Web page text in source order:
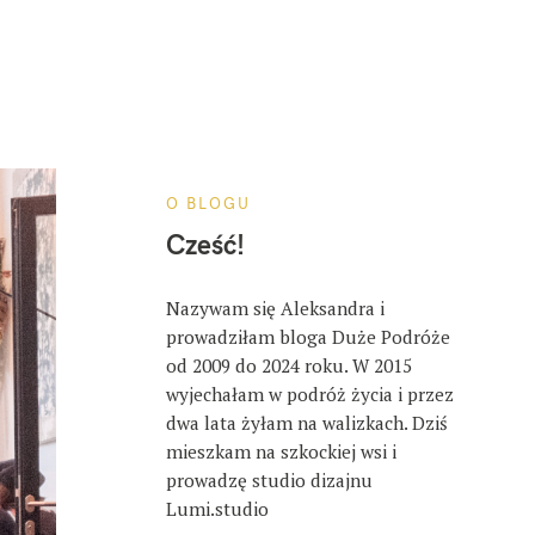
O BLOGU
Cześć!
Nazywam się Aleksandra i
prowadziłam bloga Duże Podróże
od 2009 do 2024 roku. W 2015
wyjechałam w podróż życia i przez
dwa lata żyłam na walizkach. Dziś
mieszkam na szkockiej wsi i
prowadzę studio dizajnu
Lumi.studio